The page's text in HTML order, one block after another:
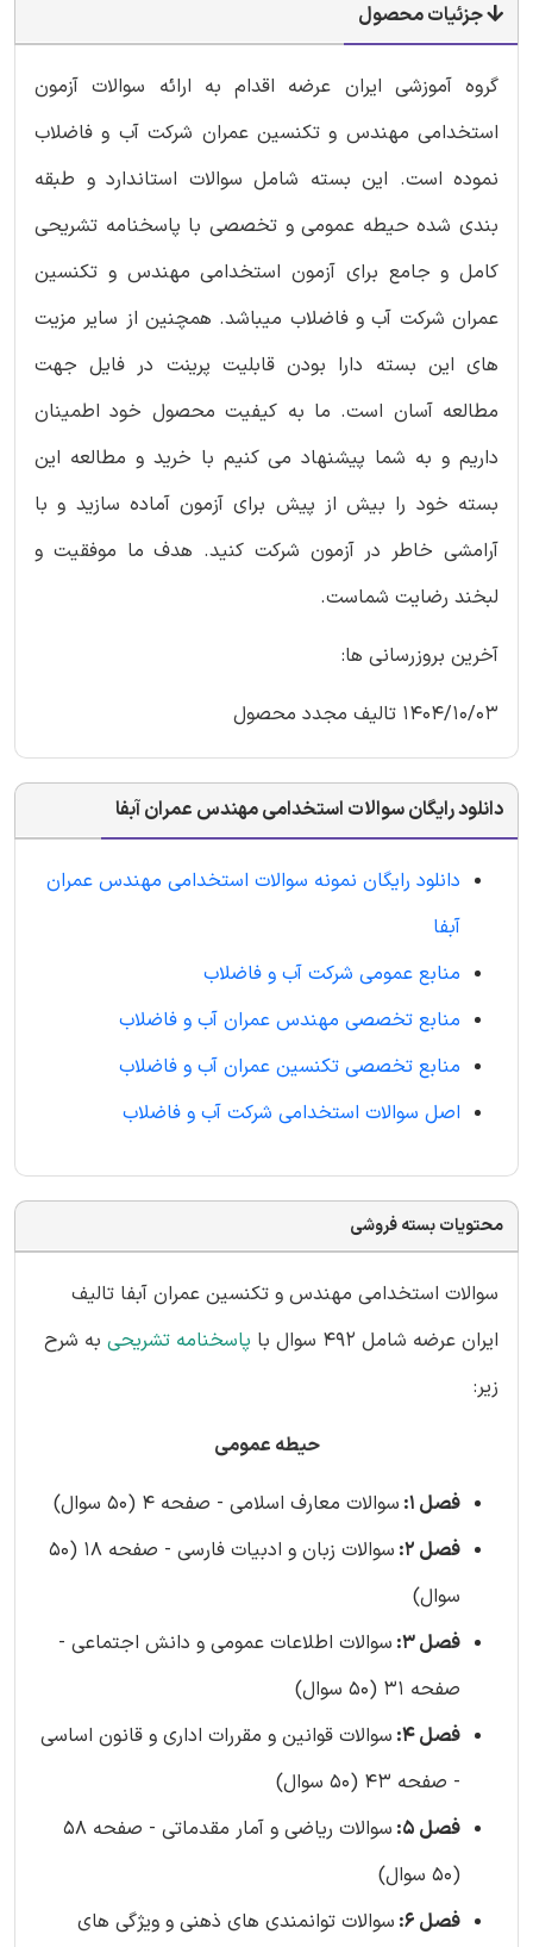
جزئیات محصول
گروه آموزشی ایران عرضه اقدام به ارائه سوالات آزمون
استخدامی مهندس و تکنسین عمران شرکت آب و فاضلاب
نموده است. این بسته شامل سوالات استاندارد و طبقه
بندی شده حیطه عمومی و تخصصی با پاسخنامه تشریحی
کامل و جامع برای آزمون استخدامی مهندس و تکنسین
عمران شرکت آب و فاضلاب میباشد. همچنین از سایر مزیت
های این بسته دارا بودن قابلیت پرینت در فایل جهت
مطالعه آسان است. ما به کیفیت محصول خود اطمینان
داریم و به شما پیشنهاد می کنیم با خرید و مطالعه این
بسته خود را بیش از پیش برای آزمون آماده سازید و با
آرامشی خاطر در آزمون شرکت کنید. هدف ما موفقیت و
لبخند رضایت شماست.
آخرین بروزرسانی ها:
1404/10/03 تالیف مجدد محصول
دانلود رایگان سوالات استخدامی مهندس عمران آبفا
دانلود رایگان نمونه سوالات استخدامی مهندس عمران
آبفا
منابع عمومی شرکت آب و فاضلاب
منابع تخصصی مهندس عمران آب و فاضلاب
منابع تخصصی تکنسین عمران آب و فاضلاب
اصل سوالات استخدامی شرکت آب و فاضلاب
محتویات بسته فروشی
سوالات استخدامی مهندس و تکنسین عمران آبفا تالیف
ایران عرضه شامل 492 سوال با
پاسخنامه تشریحی به شرح
زیر:
حیطه عمومی
فصل 1:
سوالات معارف اسلامی - صفحه 4 (50 سوال)
فصل 2:
سوالات زبان و ادبیات فارسی - صفحه 18 (50
سوال)
فصل 3:
سوالات اطلاعات عمومی و دانش اجتماعی -
صفحه 31 (50 سوال)
فصل 4:
سوالات قوانین و مقررات اداری و قانون اساسی
- صفحه 43 (50 سوال)
فصل 5:
سوالات ریاضی و آمار مقدماتی - صفحه 58
(50 سوال)
فصل 6:
سوالات توانمندی های ذهنی و ویژگی های